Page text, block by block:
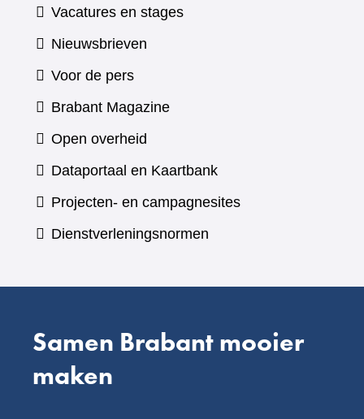
Vacatures en stages
Nieuwsbrieven
Voor de pers
Brabant Magazine(verwijst
andere
website)
Open overheid
Dataportaal en Kaartbank(verwijst
naar
Projecten- en campagnesites
Dienstverleningsnormen
Samen Brabant mooier
maken